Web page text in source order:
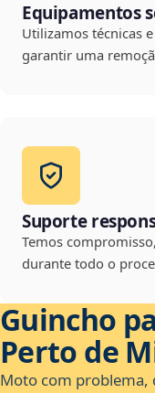
Equipamentos
Utilizamos técnicas
garantir uma
Suporte
Temos
durante todo o
Guincho
Perto de
Moto com problema,